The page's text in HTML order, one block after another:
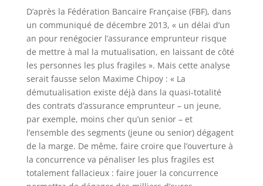
D’après la Fédération Bancaire Française (FBF), dans
un communiqué de décembre 2013, « un délai d’un
an pour renégocier l’assurance emprunteur risque
de mettre à mal la mutualisation, en laissant de côté
les personnes les plus fragiles ». Mais cette analyse
serait fausse selon Maxime Chipoy : « La
démutualisation existe déjà dans la quasi-totalité
des contrats d’assurance emprunteur – un jeune,
par exemple, moins cher qu’un senior – et
l’ensemble des segments (jeune ou senior) dégagent
de la marge. De même, faire croire que l’ouverture à
la concurrence va pénaliser les plus fragiles est
totalement fallacieux : faire jouer la concurrence